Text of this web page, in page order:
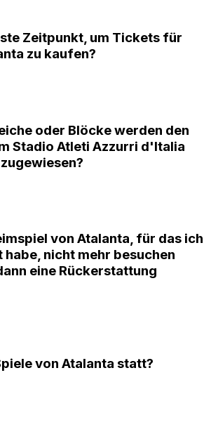
Zeitpunkt, um Tickets für
zu kaufen?
oder Blöcke werden den
Stadio Atleti Azzurri d'Italia
von Atalanta, für das ich
nicht mehr besuchen
eine Rückerstattung
von Atalanta statt?